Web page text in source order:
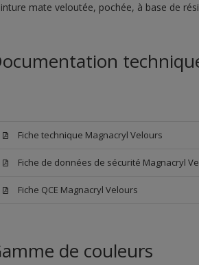
mate veloutée, pochée, à base de
Fiche technique Magnacryl Velours
Fiche de données de sécurité Magnacryl
Fiche QCE Magnacryl Velours
de couleurs